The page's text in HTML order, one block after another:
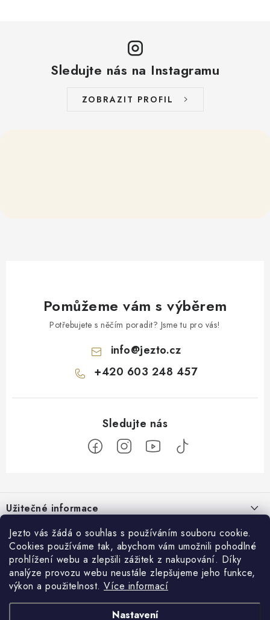
Jezto vás žádá o souhlas s používáním souboru cookie.
Cookies používáme tak, abychom vám umožnili pohodlné
prohlížení webu a zlepšili zážitek z nakupování. Díky
analýze provozu webu neustále zlepšujeme jeho funkce,
výkon a použitelnost. Více informací
Nastavení
Sledujte nás na Instagramu
ZOBRAZIT PROFIL
Pomůžeme vám s výběrem
Potřebujete s něčím poradit? Jsme tu pro vás!
info@jezto.cz
+420 603 248 457
pUžitečné informace
O nás
Náš příběh
Firemní dárky
Kariéra
Zákaznický servis
Obchodní podmínky
Ochrana osobních údajů
Doprava & platba
Přijímáme online platby
Facebook